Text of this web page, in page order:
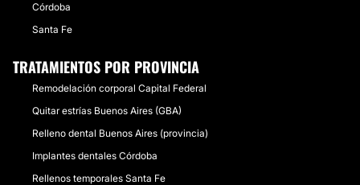
Córdoba
Santa Fe
TRATAMIENTOS POR PROVINCIA
Remodelación corporal Capital Federal
Quitar estrías Buenos Aires (GBA)
Relleno dental Buenos Aires (provincia)
Implantes dentales Córdoba
Rellenos temporales Santa Fe